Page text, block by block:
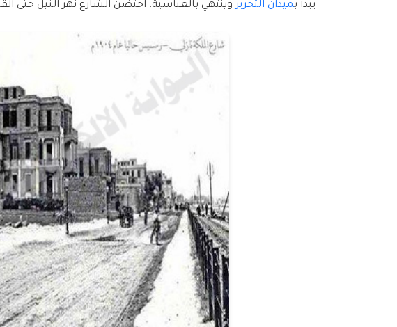
يبدأ بميدان التحرير وينتهي بالعباسية. احتضن الشارع نهر النيل حتى